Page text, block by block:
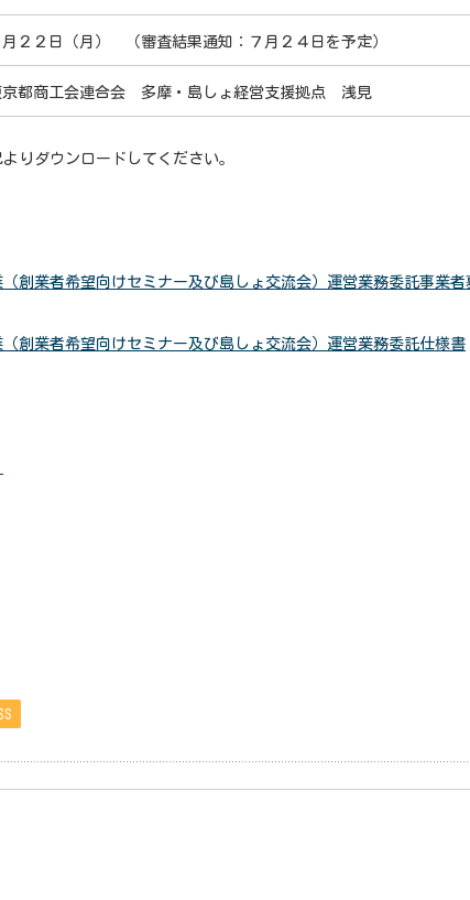
２２日（月） （審査結果通知：７月２４日を予定）
京都商工会連合会 多摩・島しょ経営支援拠点 浅見
りダウンロードしてください。
創業者希望向けセミナー及び島しょ交流会）運営業務委託事業者
創業者希望向けセミナー及び島しょ交流会）運営業務委託仕様書